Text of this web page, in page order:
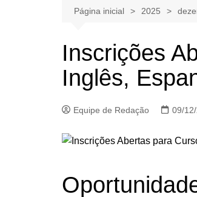
Página inicial 2025
Inscrições
Inglês,
Equipe de Redação 09/